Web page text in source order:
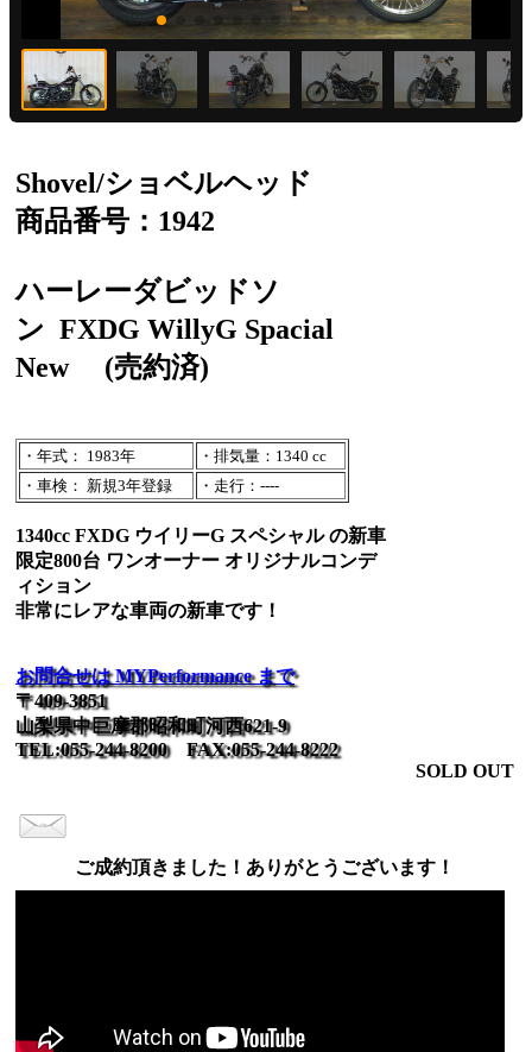
Shovel/ショベルヘッド
商品番号：1942
ハーレーダビッドソ
ン FXDG WillyG Spacial
New
(売約済)
・年式： 1983年
・排気量：1340 cc
・車検： 新規3年登録
・走行：----
1340cc FXDG ウイリーG スペシャル の新車
限定800台 ワンオーナー オリジナルコンデ
ィション
非常にレアな車両の新車です！
お問合せは MYPerformance まで
〒409-3851
山梨県中巨摩郡昭和町河西621-9
TEL:055-244-8200 FAX:055-244-8222
SOLD OUT
ご成約頂きました！ありがとうございます！